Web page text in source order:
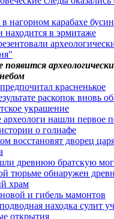
в нагорном карабахе
находится в эрмитаже
появится
красненькое
раскопок вновь
украшение
археологи нашли первое
о голиафе
восстановят дворец
древнюю братскую
тюрьме обнаружен
храм
и гибель мамонтов
находка сулит
открытия